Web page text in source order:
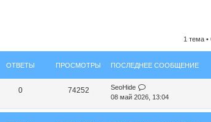
1 тема •
ОТВЕТЫ ПРОСМОТРЫ ПОСЛЕДНЕЕ СООБЩЕНИЕ
0 74252
SeoHide
08 май 2026, 13:04